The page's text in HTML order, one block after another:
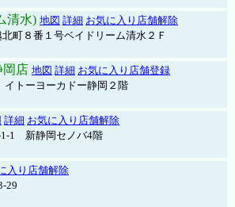
清水) 地図 詳細 お気に入り店舗解除
町８番１号ベイドリーム清水２Ｆ
岡店 地図 詳細 お気に入り店舗登録
トーヨーカドー静岡２階
詳細 お気に入り店舗解除
1-1 新静岡セノバ4階
入り店舗解除
29